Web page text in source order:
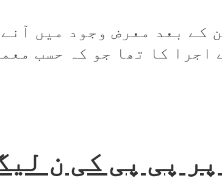
الیکشن کے بعد معرض وجود
اجرا کا تھا جو کہ حسب
پی پی کی ن